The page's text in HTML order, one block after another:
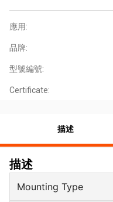
應用:
品牌:
型號編號:
Certificate:
描述
描述
Mounting Type